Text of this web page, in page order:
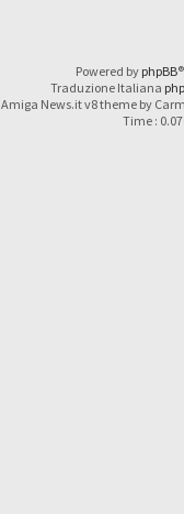
Powered by phpBB
Traduzione Italiana
Amiga News.it v8 theme by
Time :